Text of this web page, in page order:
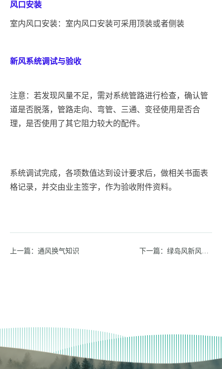
风口安装
室内风口安装：室内风口安装可采用顶装或者侧装
新风系统调试与验收
注意：若发现风量不足，需对系统管路进行检查，确认管
道是否脱落，管路走向、弯管、三通、变径使用是否合
理，是否使用了其它阻力较大的配件。
系统调试完成，各项数值达到设计要求后，做相关书面表
格记录，并交由业主签字，作为验收附件资料。
上一篇：通风换气知识 下一篇：绿岛风新风系统幼儿园、中小学教室空气质量解决之道